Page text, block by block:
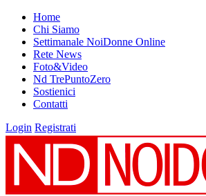
Home
Chi Siamo
Settimanale NoiDonne Online
Rete News
Foto&Video
Nd TrePuntoZero
Sostienici
Contatti
Login Registrati